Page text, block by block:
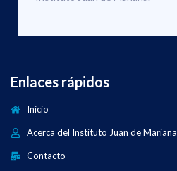
Enlaces rápidos
Inicio
Acerca del Instituto Juan de Mariana
Contacto